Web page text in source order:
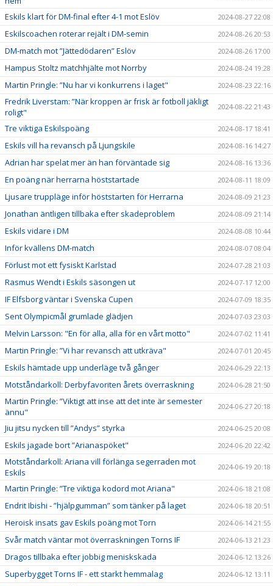
Eskils klart för DM-final efter 4-1 mot Eslöv 2024-08-27 22:08
Eskilscoachen roterar rejält i DM-semin 2024-08-26 20:53
DM-match mot ”Jättedödaren” Eslöv 2024-08-26 17:00
Hampus Stoltz matchhjälte mot Norrby 2024-08-24 19:28
Martin Pringle: ”Nu har vi konkurrens i laget" 2024-08-23 22:16
Fredrik Liverstam: ”När kroppen är frisk är fotboll jäkligt
roligt"
2024-08-22 21:43
Tre viktiga Eskilspoäng 2024-08-17 18:41
Eskils vill ha revansch på Ljungskile 2024-08-16 14:27
Adrian har spelat mer än han förväntade sig 2024-08-16 13:36
En poäng när herrarna höststartade 2024-08-11 18:09
Ljusare truppläge inför höststarten för Herrarna 2024-08-09 21:23
Jonathan äntligen tillbaka efter skadeproblem 2024-08-09 21:14
Eskils vidare i DM 2024-08-08 10:44
Inför kvällens DM-match 2024-08-07 08:04
Förlust mot ett fysiskt Karlstad 2024-07-28 21:03
Rasmus Wendt i Eskils säsongen ut 2024-07-17 12:00
IF Elfsborg väntar i Svenska Cupen 2024-07-09 18:35
Sent Olympicmål grumlade glädjen 2024-07-03 23:03
Melvin Larsson: "En för alla, alla för en vårt motto" 2024-07-02 11:41
Martin Pringle: ”Vi har revansch att utkräva" 2024-07-01 20:45
Eskils hämtade upp underläge två gånger 2024-06-29 22:13
Motståndarkoll: Derbyfavoriten årets överraskning 2024-06-28 21:50
Martin Pringle: ”Viktigt att inse att det inte är semester
ännu"
2024-06-27 20:18
Jiu jitsu nycken till ”Andys” styrka 2024-06-25 20:08
Eskils jagade bort ”Arianaspöket" 2024-06-20 22:42
Motståndarkoll: Ariana vill förlänga segerraden mot
Eskils
2024-06-19 20:18
Martin Pringle: ”Tre viktiga kodord mot Ariana" 2024-06-18 21:08
Endrit Ibishi - ”hjälpgumman” som tänker på laget 2024-06-18 20:51
Heroisk insats gav Eskils poäng mot Torn 2024-06-14 21:55
Svår match väntar mot överraskningen Torns IF 2024-06-13 21:23
Dragos tillbaka efter jobbig meniskskada 2024-06-12 13:26
Superbygget Torns IF - ett starkt hemmalag 2024-06-12 13:11